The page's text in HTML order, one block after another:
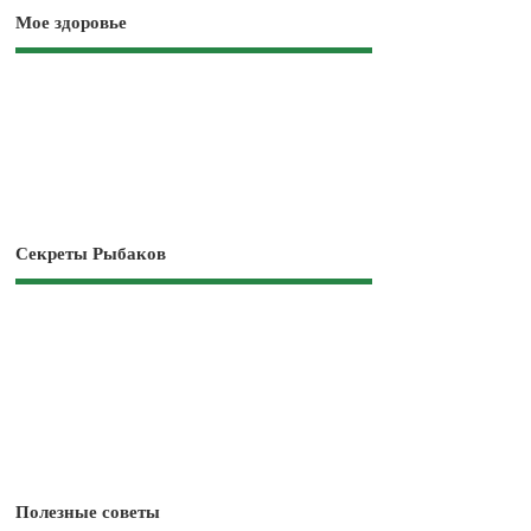
Мое здоровье
Секреты Рыбаков
Полезные советы